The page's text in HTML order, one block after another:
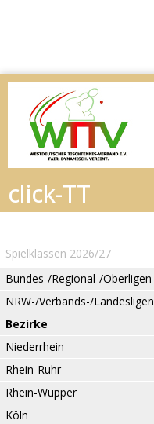
Spielklassen 2026/27
Bundes-/Regional-/Oberligen
NRW-/Verbands-/Landesligen
Bezirke
Niederrhein
Rhein-Ruhr
Rhein-Wupper
Köln